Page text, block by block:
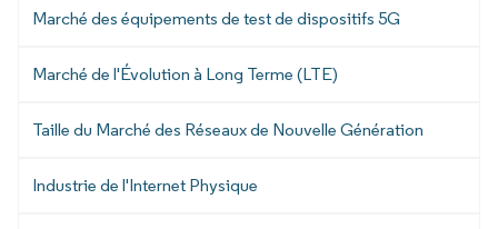
Marché des équipements de test de dispositifs 5G
Marché de l'Évolution à Long Terme (LTE)
Taille du Marché des Réseaux de Nouvelle Génération
Industrie de l'Internet Physique